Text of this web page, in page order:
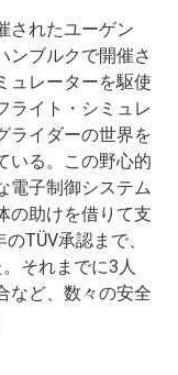
されたユーゲン
ンブルクで開催さ
ュレーターを駆使
ライト・シミュレ
ライダーの世界を
いる。この野心的
電子制御システム
の助けを借りて支
TÜV承認まで、
それまでに3人
など、数々の安全